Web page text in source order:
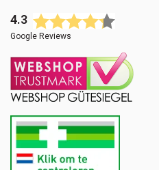
4.3
Google Reviews